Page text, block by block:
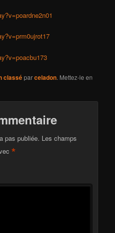
classéparceladon. Mettez-le en
pas publiée. Les champs
*